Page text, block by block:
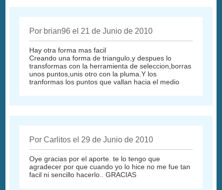
Por brian96 el 21 de Junio de 2010
Hay otra forma mas facil
Creando una forma de triangulo,y despues lo
transformas con la herramienta de seleccion,borras
unos puntos,unis otro con la pluma.Y los
tranformas los puntos que vallan hacia el medio
Por Carlitos el 29 de Junio de 2010
Oye gracias por el aporte. te lo tengo que
agradecer por que cuando yo lo hice no me fue tan
facil ni sencillo hacerlo.. GRACIAS